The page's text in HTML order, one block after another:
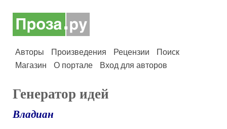
Авторы Произведения Рецензии
Поиск
Магазин
О портале Вход для авторов
Генератор идей
Владиан